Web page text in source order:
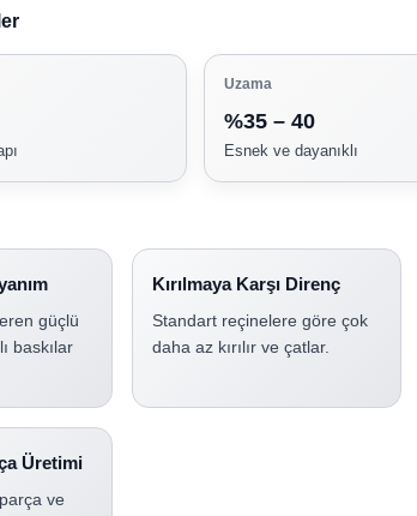
Uzama
%35 – 40
Esnek ve dayanıklı
güçlü
baskılar
Kırılmaya Karşı Direnç
Standart reçinelere göre çok
daha az kırılır ve çatlar.
Üretimi
ve